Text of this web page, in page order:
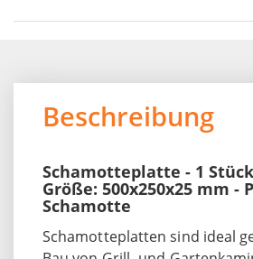
Beschreibung
Schamotteplatte - 1
Größe: 500x250x25 mm -
Schamotte
Schamotteplatten sind ideal